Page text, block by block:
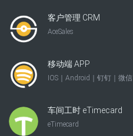
客户管理 CRM
AceSales
移动端 APP
IOS｜Android｜钉钉｜微信
车间工时 eTimecard
eTimecard